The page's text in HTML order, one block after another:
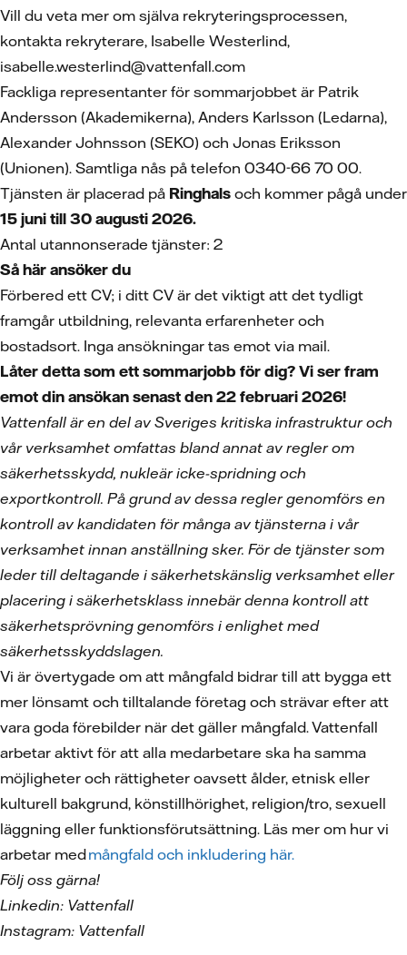
Vill du veta mer om själva rekryteringsprocessen,
kontakta rekryterare, Isabelle Westerlind,
isabelle.westerlind@vattenfall.com
Fackliga representanter för sommarjobbet är Patrik
Andersson (Akademikerna), Anders Karlsson (Ledarna),
Alexander Johnsson (SEKO) och Jonas Eriksson
(Unionen). Samtliga nås på telefon 0340-66 70 00.
Tjänsten är placerad på Ringhals och kommer pågå under
15 juni till 30 augusti 2026.
Antal utannonserade tjänster: 2
Så här ansöker du
Förbered ett CV; i ditt CV är det viktigt att det tydligt
framgår utbildning, relevanta erfarenheter och
bostadsort. Inga ansökningar tas emot via mail.
Låter detta som ett sommarjobb för dig? Vi ser fram
emot din ansökan senast den 22 februari 2026!
Vattenfall är en del av Sveriges kritiska infrastruktur och
vår verksamhet omfattas bland annat av regler om
säkerhetsskydd, nukleär icke-spridning och
exportkontroll. På grund av dessa regler genomförs en
kontroll av kandidaten för många av tjänsterna i vår
verksamhet innan anställning sker. För de tjänster som
leder till deltagande i säkerhetskänslig verksamhet eller
placering i säkerhetsklass innebär denna kontroll att
säkerhetsprövning genomförs i enlighet med
säkerhetsskyddslagen.
Vi är övertygade om att mångfald bidrar till att bygga ett
mer lönsamt och tilltalande företag och strävar efter att
vara goda förebilder när det gäller mångfald. Vattenfall
arbetar aktivt för att alla medarbetare ska ha samma
möjligheter och rättigheter oavsett ålder, etnisk eller
kulturell bakgrund, könstillhörighet, religion/tro, sexuell
läggning eller funktionsförutsättning. Läs mer om hur vi
arbetar medmångfald och inkludering här.
Följ oss gärna!
Linkedin: Vattenfall
Instagram: Vattenfall